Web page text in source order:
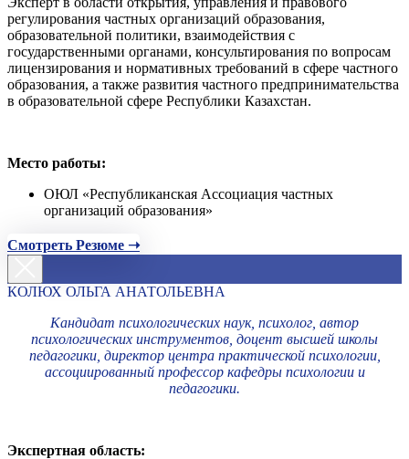
регулирования частных организаций образования,
образовательной политики, взаимодействия с
государственными органами, консультирования по вопросам
лицензирования и нормативных требований в сфере частного
образования, а также развития частного предпринимательства
в образовательной сфере Республики Казахстан.
Место работы:
ОЮЛ «Республиканская Ассоциация частных
организаций образования»
Смотреть Резюме ➝
КОЛЮХ ОЛЬГА АНАТОЛЬЕВНА
Кандидат психологических наук, психолог, автор
психологических инструментов, доцент высшей школы
педагогики, директор центра практической психологии,
ассоциированный профессор кафедры психологии и
педагогики.
Экспертная область: